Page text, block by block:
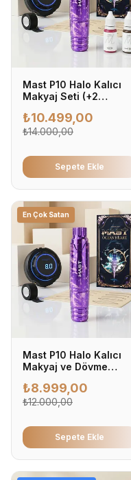
Mast P10 Halo Kalıcı
Makyaj Seti (+2
₺10.499,00
₺14.000,00
Sepete Ekle
En Çok Satan
Mast P10 Halo Kalıcı
Makyaj ve Dövme
₺8.999,00
₺12.000,00
Sepete Ekle